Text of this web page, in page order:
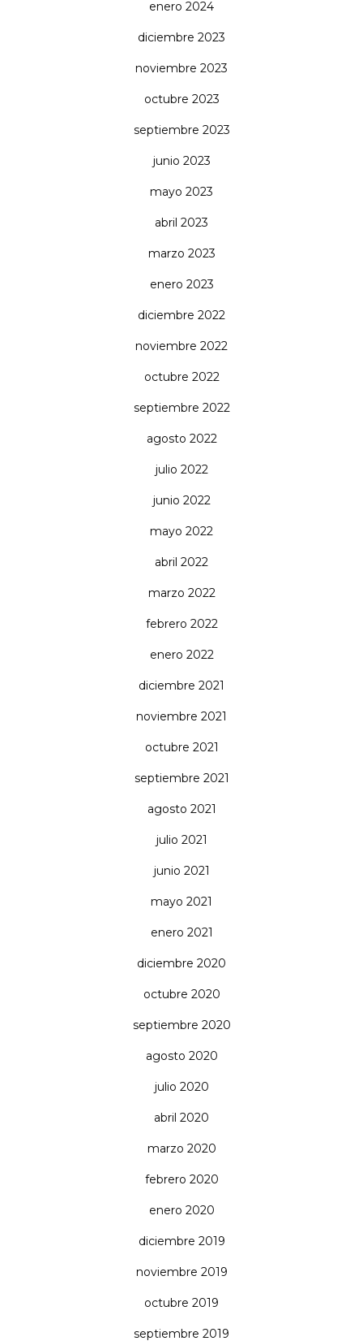
enero 2024
diciembre 2023
noviembre 2023
octubre 2023
septiembre 2023
junio 2023
mayo 2023
abril 2023
marzo 2023
enero 2023
diciembre 2022
noviembre 2022
octubre 2022
septiembre 2022
agosto 2022
julio 2022
junio 2022
mayo 2022
abril 2022
marzo 2022
febrero 2022
enero 2022
diciembre 2021
noviembre 2021
octubre 2021
septiembre 2021
agosto 2021
julio 2021
junio 2021
mayo 2021
enero 2021
diciembre 2020
octubre 2020
septiembre 2020
agosto 2020
julio 2020
abril 2020
marzo 2020
febrero 2020
enero 2020
diciembre 2019
noviembre 2019
octubre 2019
septiembre 2019